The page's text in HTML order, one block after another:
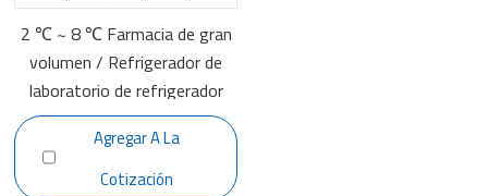
2 ℃ ~ 8 ℃ Farmacia de gran
volumen / Refrigerador de
laboratorio de refrigerador
médico YC-1505L
Agregar A La
Cotización